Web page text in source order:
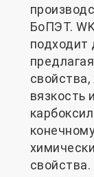
БоПЭТ.
подходит
вязкость
свойства.